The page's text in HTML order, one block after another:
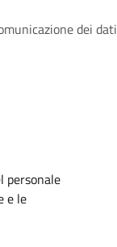
dei dati
personale
e le